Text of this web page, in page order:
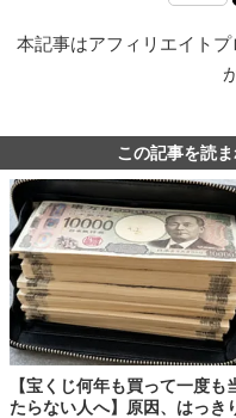
本記事はアフィリエイト
この記事を読
【宝くじ何年も買って一度も
たらない人へ】原因、はっき